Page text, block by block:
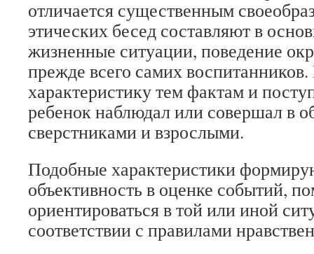
отличается существенным
этических бесед составляют в
жизненные ситуации, поведение
прежде всего самих воспитанников.
характеристику тем фактам и
ребенок наблюдал или совершал в
сверстниками и взрослыми.
Подобные характеристики
объективность в оценке событий,
ориентироваться в той или иной
соответствии с правилами